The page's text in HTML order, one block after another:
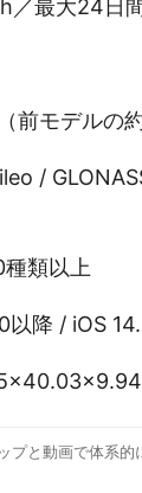
／最大24日
前モデルの約
/
類以上
降 / iOS
プと動画で体系的